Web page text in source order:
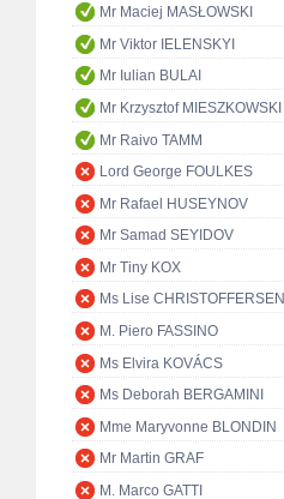
Mr Maciej MASŁOWSKI
Mr Viktor IELENSKYI
Mr Iulian BULAI
Mr Krzysztof MIESZKOWSKI
Mr Raivo TAMM
Lord George FOULKES
Mr Rafael HUSEYNOV
Mr Samad SEYIDOV
Mr Tiny KOX
Ms Lise CHRISTOFFERSEN
M. Piero FASSINO
Ms Elvira KOVÁCS
Ms Deborah BERGAMINI
Mme Maryvonne BLONDIN
Mr Martin GRAF
M. Marco GATTI